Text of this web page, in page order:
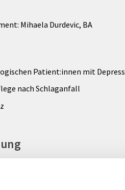
Mihaela Durdevic, BA
Patient:innen mit
nach Schlaganfall